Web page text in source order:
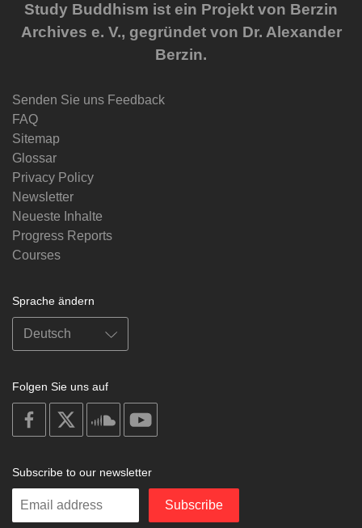
Study Buddhism ist ein Projekt von Berzin
Archives e. V., gegründet von Dr. Alexander
Berzin.
Senden Sie uns Feedback
FAQ
Sitemap
Glossar
Privacy Policy
Newsletter
Neueste Inhalte
Progress Reports
Courses
Sprache ändern
Folgen Sie uns auf
on
facebook
soundcloud
Subscribe to our newsletter
Enter
Subscribe